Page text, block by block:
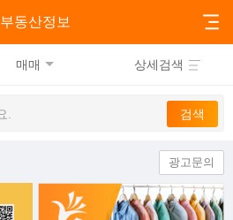
부동산정보
매매 상세검색
광고문의